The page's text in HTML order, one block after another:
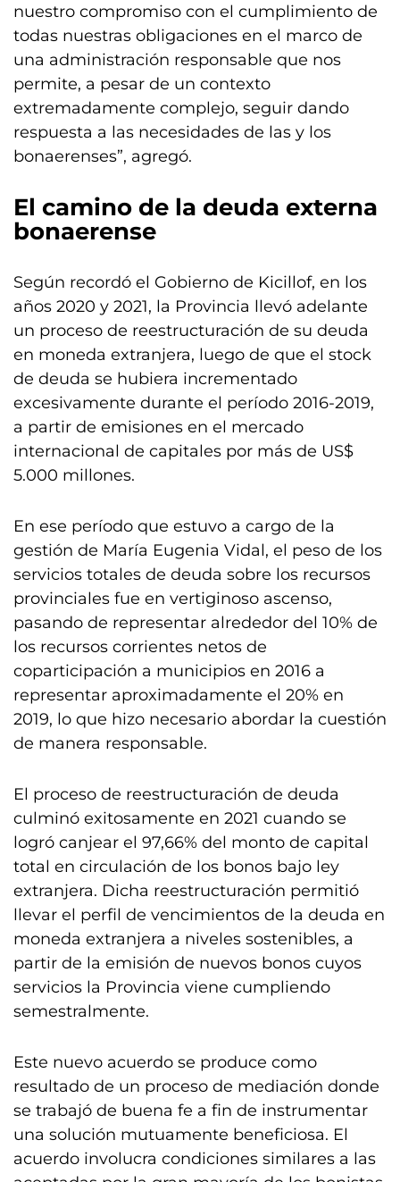
nuestro compromiso con el cumplimiento de
todas nuestras obligaciones en el marco de
una administración responsable que nos
permite, a pesar de un contexto
extremadamente complejo, seguir dando
respuesta a las necesidades de las y los
bonaerenses”, agregó.
El camino de la deuda externa
bonaerense
Según recordó el Gobierno de Kicillof, en los
años 2020 y 2021, la Provincia llevó adelante
un proceso de reestructuración de su deuda
en moneda extranjera, luego de que el stock
de deuda se hubiera incrementado
excesivamente durante el período 2016-2019,
a partir de emisiones en el mercado
internacional de capitales por más de US$
5.000 millones.
En ese período que estuvo a cargo de la
gestión de María Eugenia Vidal, el peso de los
servicios totales de deuda sobre los recursos
provinciales fue en vertiginoso ascenso,
pasando de representar alrededor del 10% de
los recursos corrientes netos de
coparticipación a municipios en 2016 a
representar aproximadamente el 20% en
2019, lo que hizo necesario abordar la cuestión
de manera responsable.
El proceso de reestructuración de deuda
culminó exitosamente en 2021 cuando se
logró canjear el 97,66% del monto de capital
total en circulación de los bonos bajo ley
extranjera. Dicha reestructuración permitió
llevar el perfil de vencimientos de la deuda en
moneda extranjera a niveles sostenibles, a
partir de la emisión de nuevos bonos cuyos
servicios la Provincia viene cumpliendo
semestralmente.
Este nuevo acuerdo se produce como
resultado de un proceso de mediación donde
se trabajó de buena fe a fin de instrumentar
una solución mutuamente beneficiosa. El
acuerdo involucra condiciones similares a las